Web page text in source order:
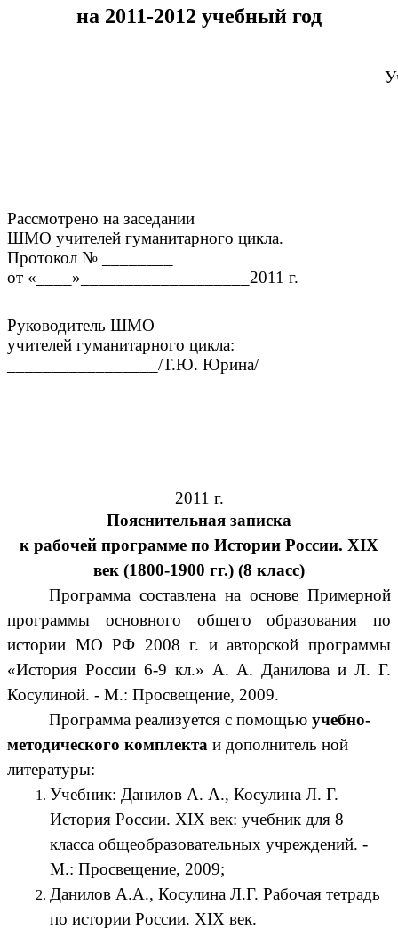
на 2011-2012 учебный год
Рассмотрено на заседании
ШМО учителей гуманитарного цикла.
Протокол № ________
от «____»___________________2011 г.
Руководитель ШМО
учителей гуманитарного цикла:
_________________/Т.Ю. Юрина/
2011 г.
Пояснительная записка
к рабочей программе по Истории России. XIX
век (1800-1900 гг.) (8 класс)
Программа составлена на основе Примерной
программы основного общего образования по
истории МО РФ 2008 г. и авторской программы
«История России 6-9 кл.» А. А. Данилова и Л. Г.
Косулиной. - М.: Просвещение, 2009.
Программа реализуется с помощьюучебно-
методического комплекта и дополнитель ной
литературы:
Учебник: Данилов А. А., Косулина Л. Г.
История России. XIX век: учебник для 8
класса общеобразовательных учреждений. -
М.: Просвещение, 2009;
Данилов А.А., Косулина Л.Г. Рабочая тетрадь
по истории России. XIX век.